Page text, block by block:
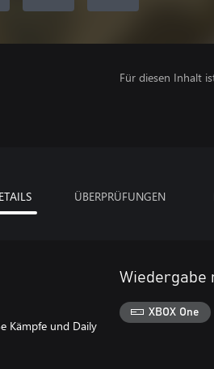
Für diesen Inhalt
ÜBERPRÜFUNGEN
Kämpfe und Daily
Wiedergabe
XBOX One